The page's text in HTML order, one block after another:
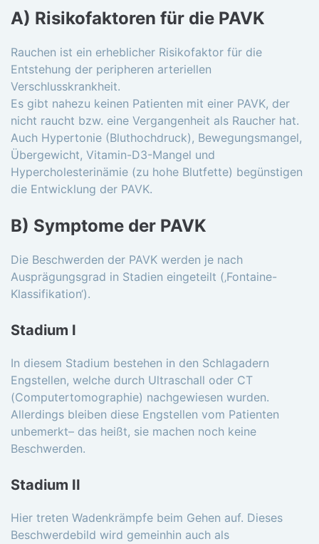
A) Risikofaktoren für die PAVK
Rauchen ist ein erheblicher Risikofaktor für die
Entstehung der peripheren arteriellen
Verschlusskrankheit.
Es gibt nahezu keinen Patienten mit einer PAVK, der
nicht raucht bzw. eine Vergangenheit als Raucher hat.
Auch Hypertonie (Bluthochdruck), Bewegungsmangel,
Übergewicht, Vitamin-D3-Mangel und
Hypercholesterinämie (zu hohe Blutfette) begünstigen
die Entwicklung der PAVK.
B) Symptome der PAVK
Die Beschwerden der PAVK werden je nach
Ausprägungsgrad in Stadien eingeteilt (‚Fontaine-
Klassifikation‘).
Stadium I
In diesem Stadium bestehen in den Schlagadern
Engstellen, welche durch Ultraschall oder CT
(Computertomographie) nachgewiesen wurden.
Allerdings bleiben diese Engstellen vom Patienten
unbemerkt– das heißt, sie machen noch keine
Beschwerden.
Stadium II
Hier treten Wadenkrämpfe beim Gehen auf. Dieses
Beschwerdebild wird gemeinhin auch als